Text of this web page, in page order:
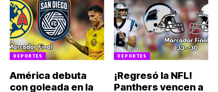
DEPORTES
América debuta
con goleada en la
DEPORTES
¡Regresó la NFL!
Panthers vencen a